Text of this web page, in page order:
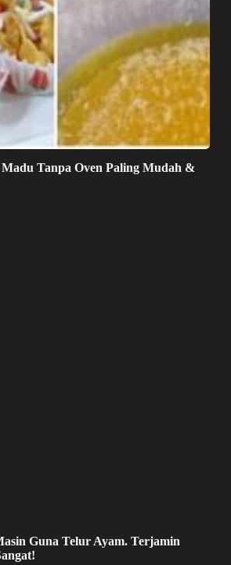
Tanpa Oven Paling Mudah &
Guna Telur Ayam. Terjamin